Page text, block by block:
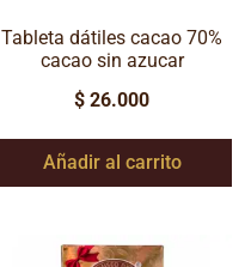
Tableta dátiles cacao 70%
cacao sin azucar
$ 26.000
Añadir al carrito